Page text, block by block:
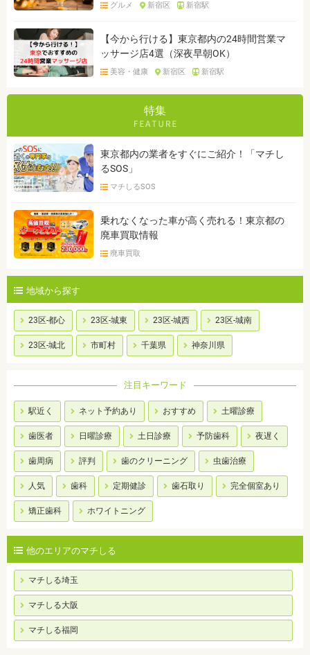
グルメ 新宿区 新宿駅
【今から行ける】東京都内の24時間営業マ
ッサージ店4選（深夜早朝OK）
美容・健康 新宿区 新宿駅
特集
東京都内の業者をすぐにご紹介！「マチし
るSOS」
マチしるSOS
乗れなくなった車が高く売れる！東京都の
廃車買取情報
廃車買取
地域から探す
23区-都心 23区-城東 23区-城西 23区-城南
23区-城北 市町村 千葉県 神奈川県
注目キーワード
駅近く ネット予約あり おすすめ 土曜診療
歯医者 日曜診療 土日診療 予防歯科 夜遅く
歯周病 評判 歯のクリーニング 虫歯治療
人気 歯科 定期健診 歯石取り 完全個室あり
矯正歯科 ホワイトニング
他のエリアのマチしる
マチしる埼玉
マチしる大阪
マチしる福岡